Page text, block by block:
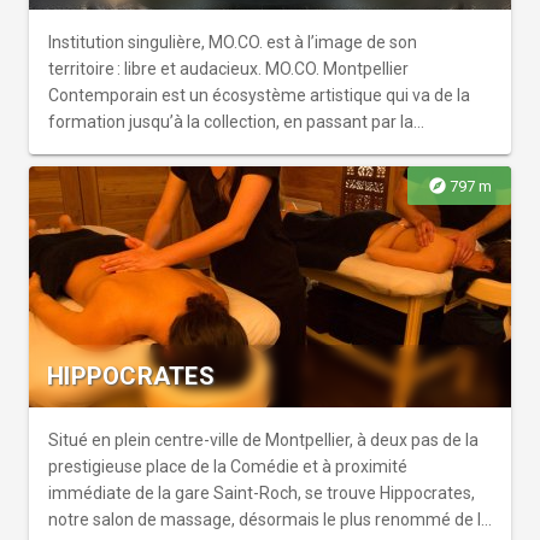
Une fontaine aux arrosoirs, également conçue par l'artiste,
s'intègre au centre de cet atlas planté. Ce jardin, créé pour
le MOCO, est le premier jamais réalisé par l'artiste.
Institution singulière, MO.CO. est à l’image de son
territoire : libre et audacieux. MO.CO. Montpellier
Contemporain est un écosystème artistique qui va de la
formation jusqu’à la collection, en passant par la
d’une école d’art et deux centres d’art contemporain : le
MO.CO. Esba (École Supérieure des Beaux-Arts de
Montpellier), le MO.CO. Panacée (laboratoire de la création
contemporaine) et le MO.CO. (espace dédié à des
expositions d’envergure internationale). Fort de sa position
géographique centrale, le MO.CO. est l’entité principale de
Montpellier Contemporain. Trois expositions rythment
l’année, ainsi qu’une riche programmation de visites et
d’ateliers pensés pour tous les publics. Visite famille,
découverte sensorielle pour les tout-petits, atelier créatif,
visite en LSF, escape game...
explore 797 m
HIPPOCRATES
Situé en plein centre-ville de Montpellier, à deux pas de la
prestigieuse place de la Comédie et à proximité
immédiate de la gare Saint-Roch, se trouve Hippocrates,
notre salon de massage, désormais le plus renommé de la